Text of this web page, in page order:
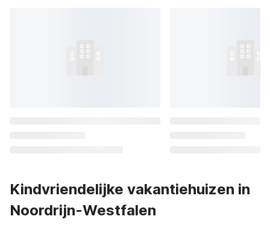
Kindvriendelijke vakantiehuizen in
Noordrijn-Westfalen